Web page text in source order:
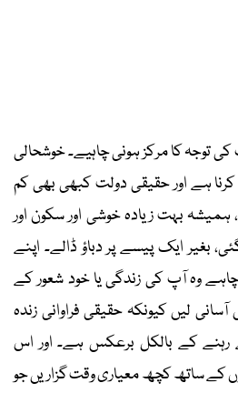
کا مرکز ہونی چاہیے۔ خوشحالی
ہے اور حقیقی دولت کبھی بھی کم
بہت زیادہ خوشی اور سکون اور
بغیر ایک پیسے پر دباؤ ڈالے۔ اپنے
وہ آپ کی زندگی یا خود شعور کے
لیں کیونکہ حقیقی فراوانی زندہ
کے بالکل برعکس ہے۔ اور اس
کے ساتھ کچھ معیاری وقت گزاریں جو